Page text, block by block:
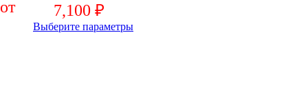
7,100 ₽
Выберите параметры